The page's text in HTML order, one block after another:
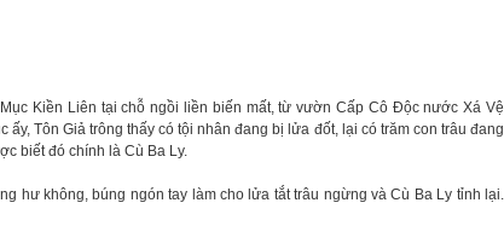
Kiền Liên tại chỗ ngồi liền biến mất, từ vườn Cấp Cô Độc nước Xá Vệ
ấy, Tôn Giả trông thấy có tội nhân đang bị lửa đốt, lại có trăm con trâu đang
biết đó chính là Cù Ba Ly.
hư không, búng ngón tay làm cho lửa tắt trâu ngừng và Cù Ba Ly tỉnh lại.